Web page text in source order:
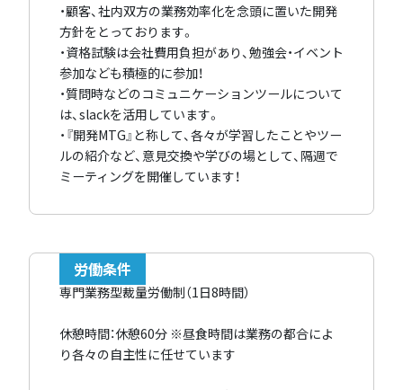
・顧客、社内双方の業務効率化を念頭に置いた開発
方針をとっております。
・資格試験は会社費用負担があり、勉強会・イベント
参加なども積極的に参加！
・質問時などのコミュニケーションツールについて
は、slackを活用しています。
・『開発MTG』と称して、各々が学習したことやツー
ルの紹介など、意見交換や学びの場として、隔週で
ミーティングを開催しています！
労働条件
専門業務型裁量労働制（1日8時間）
休憩時間：休憩60分 ※昼食時間は業務の都合によ
り各々の自主性に任せています